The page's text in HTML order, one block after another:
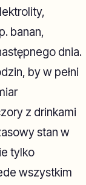
banan,
dnia.
by w pełni
z drinkami
stan w
tylko
wszystkim